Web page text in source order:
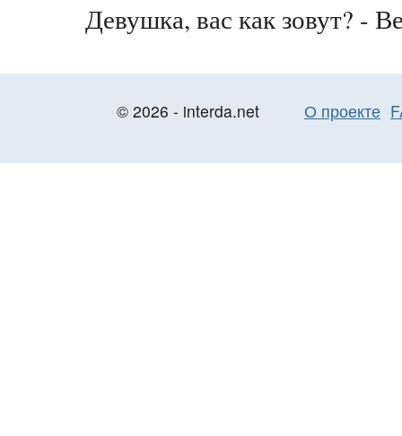
Девушка, вас как зовут? -
© 2026 - interda.net О проекте